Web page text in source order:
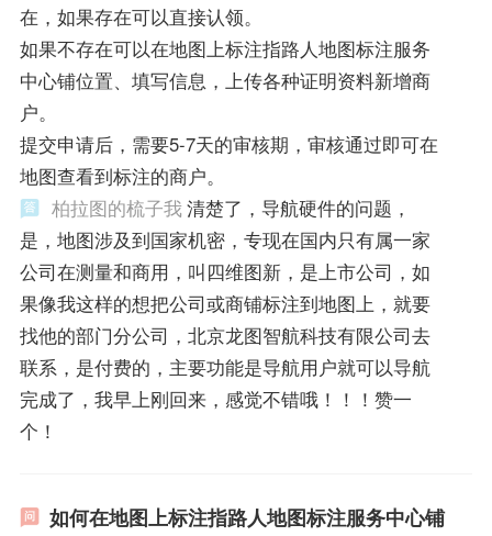
在，如果存在可以直接认领。
如果不存在可以在地图上标注指路人地图标注服务
中心铺位置、填写信息，上传各种证明资料新增商
户。
提交申请后，需要5-7天的审核期，审核通过即可在
地图查看到标注的商户。
柏拉图的梳子我清楚了，导航硬件的问题，
是，地图涉及到国家机密，专现在国内只有属一家
公司在测量和商用，叫四维图新，是上市公司，如
果像我这样的想把公司或商铺标注到地图上，就要
找他的部门分公司，北京龙图智航科技有限公司去
联系，是付费的，主要功能是导航用户就可以导航
完成了，我早上刚回来，感觉不错哦！！！赞一
个！
如何在地图上标注指路人地图标注服务中心铺